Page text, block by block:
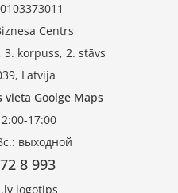
Centrs
korpuss, 2. stāvs
Latvija
Goolge Maps
17:00
выходной
8 993